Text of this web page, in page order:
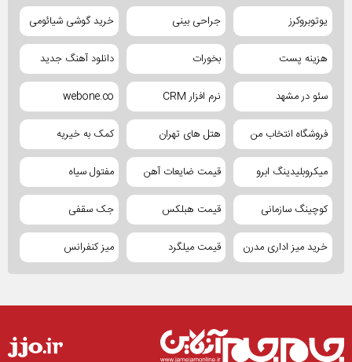
یوتوبروکرز جراحی بینی خرید گوشی شیائومی
هزینه پست بخورات دانلود آهنگ جدید
سئو در مشهد نرم افزار CRM webone.co
فروشگاه انتخاب من هتل های تهران کمک به خیریه
میکروبلیدینگ ابرو قیمت ضایعات آهن مفتول سیاه
کوچینگ سازمانی قیمت هبلکس جک سقفی
خرید میز اداری مدرن قیمت میلگرد میز کنفرانس